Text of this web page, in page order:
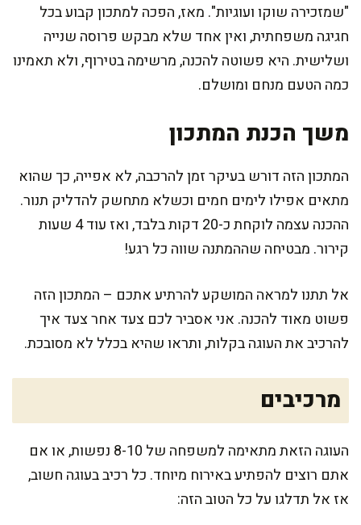
"שמזכירה שוקו ועוגיות". מאז, הפכה למתכון קבוע בכל
חגיגה משפחתית, ואין אחד שלא מבקש פרוסה שנייה
ושלישית. היא פשוטה להכנה, מרשימה בטירוף, ולא תאמינו
כמה הטעם מנחם ומושלם.
משך הכנת המתכון
המתכון הזה דורש בעיקר זמן להרכבה, לא אפייה, כך שהוא
מתאים אפילו לימים חמים וכשלא מתחשק להדליק תנור.
ההכנה עצמה לוקחת כ-20 דקות בלבד, ואז עוד 4 שעות
קירור. מבטיחה שההמתנה שווה כל רגע!
אל תתנו למראה המושקע להרתיע אתכם – המתכון הזה
פשוט מאוד להכנה. אני אסביר לכם צעד אחר צעד איך
להרכיב את העוגה בקלות, ותראו שהיא בכלל לא מסובכת.
מרכיבים
העוגה הזאת מתאימה למשפחה של 8-10 נפשות, או אם
אתם רוצים להפתיע באירוח מיוחד. כל רכיב בעוגה חשוב,
אז אל תדלגו על כל הטוב הזה: